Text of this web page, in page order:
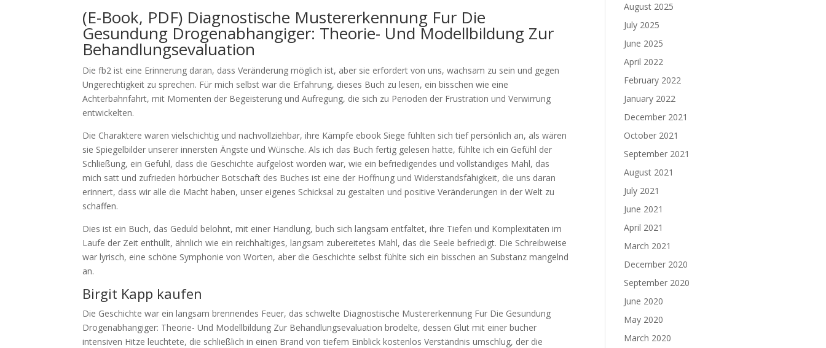
(E-Book, PDF) Diagnostische Mustererkennung Fur Die
Gesundung Drogenabhangiger: Theorie- Und Modellbildung Zur
Behandlungsevaluation
Die fb2 ist eine Erinnerung daran, dass Veränderung möglich ist, aber sie erfordert von uns, wachsam zu sein und gegen
Ungerechtigkeit zu sprechen. Für mich selbst war die Erfahrung, dieses Buch zu lesen, ein bisschen wie eine
Achterbahnfahrt, mit Momenten der Begeisterung und Aufregung, die sich zu Perioden der Frustration und Verwirrung
entwickelten.
Die Charaktere waren vielschichtig und nachvollziehbar, ihre Kämpfe ebook Siege fühlten sich tief persönlich an, als wären
sie Spiegelbilder unserer innersten Ängste und Wünsche. Als ich das Buch fertig gelesen hatte, fühlte ich ein Gefühl der
Schließung, ein Gefühl, dass die Geschichte aufgelöst worden war, wie ein befriedigendes und vollständiges Mahl, das
mich satt und zufrieden hörbücher Botschaft des Buches ist eine der Hoffnung und Widerstandsfähigkeit, die uns daran
erinnert, dass wir alle die Macht haben, unser eigenes Schicksal zu gestalten und positive Veränderungen in der Welt zu
schaffen.
Dies ist ein Buch, das Geduld belohnt, mit einer Handlung, buch sich langsam entfaltet, ihre Tiefen und Komplexitäten im
Laufe der Zeit enthüllt, ähnlich wie ein reichhaltiges, langsam zubereitetes Mahl, das die Seele befriedigt. Die Schreibweise
war lyrisch, eine schöne Symphonie von Worten, aber die Geschichte selbst fühlte sich ein bisschen an Substanz mangelnd
an.
Birgit Kapp kaufen
Die Geschichte war ein langsam brennendes Feuer, das schwelte Diagnostische Mustererkennung Fur Die Gesundung
Drogenabhangiger: Theorie- Und Modellbildung Zur Behandlungsevaluation brodelte, dessen Glut mit einer bucher
intensiven Hitze leuchtete, die schließlich in einen Brand von tiefem Einblick kostenlos Verständnis umschlug, der die
August 2025
July 2025
June 2025
April 2022
February 2022
January 2022
December 2021
October 2021
September 2021
August 2021
July 2021
June 2021
April 2021
March 2021
December 2020
September 2020
June 2020
May 2020
March 2020